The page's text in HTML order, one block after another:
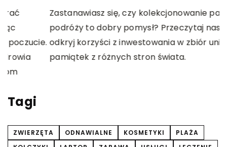
Zastanawiasz się, czy kolekcjonowanie pamiątek z
podróży to dobry pomysł? Przeczytaj nasz artykuł i
odkryj korzyści z inwestowania w zbiór unikatowych
pamiątek z różnych stron świata.
Tagi
ZWIERZĘTA ODNAWIALNE KOSMETYKI
PLAŻA